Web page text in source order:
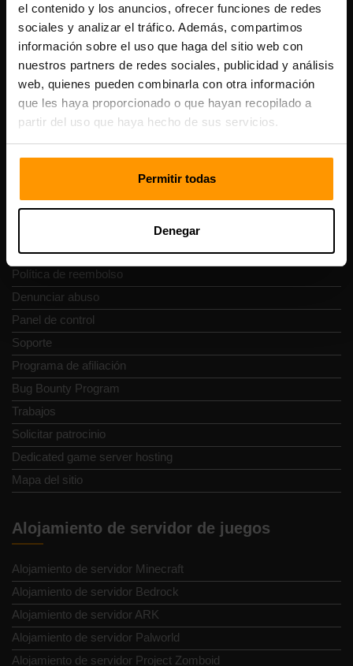
el contenido y los anuncios, ofrecer funciones de redes
sociales y analizar el tráfico. Además, compartimos
información sobre el uso que haga del sitio web con
nuestros partners de redes sociales, publicidad y análisis
web, quienes pueden combinarla con otra información
que les haya proporcionado o que hayan recopilado a
partir del uso que haya hecho de sus servicios.
Permitir todas
Denegar
Número de IVA: EE102133820
Dirección: Harju maakond, Tallinn, Kesklinna linnaosa,
Vesivärava tn 50-201, 10152
Navegación rápida
Contacto
Términos y condiciones
Política de reembolso
Denunciar abuso
Panel de control
Soporte
Programa de afiliación
Bug Bounty Program
Trabajos
Solicitar patrocinio
Dedicated game server hosting
Mapa del sitio
Alojamiento de servidor de juegos
Alojamiento de servidor Minecraft
Alojamiento de servidor Bedrock
Alojamiento de servidor ARK
Alojamiento de servidor Palworld
Alojamiento de servidor Project Zomboid